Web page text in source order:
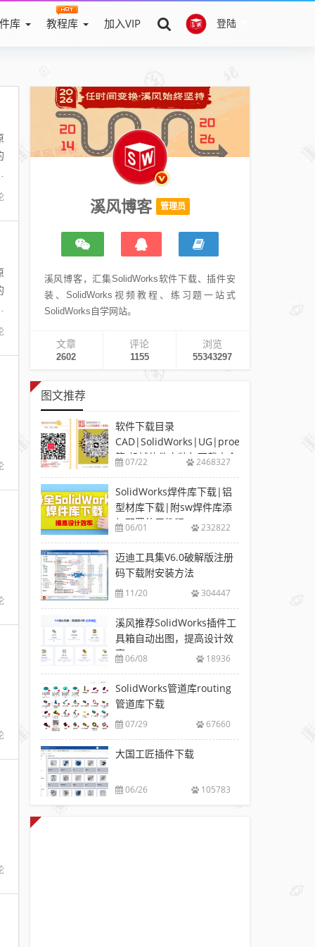
登陆
库 教程库 加入VIP
溪风博客 管理员
溪风博客，汇集SolidWorks软件下载、插件安
装、SolidWorks视频教程、练习题一站式
SolidWorks自学网站。
文章
2602
评论
1155
浏览
55343297
图文推荐
软件下载目录
CAD|SolidWorks|UG|proe
等-机械软件安装包下载大全
07/22 2468327
SolidWorks焊件库下载|铝
型材库下载|附sw焊件库添
加配置使用教程
06/01 232822
迈迪工具集V6.0破解版注册
码下载附安装方法
11/20 304447
溪风推荐SolidWorks插件工
具箱自动出图，提高设计效
率06/08 18936
SolidWorks管道库routing
管道库下载
07/29 67660
大国工匠插件下载
06/26 105783